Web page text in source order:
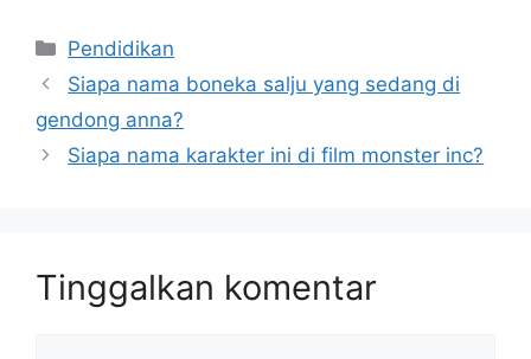
Kategori
Pendidikan
Siapa nama boneka salju yang sedang di
gendong anna?
Siapa nama karakter ini di film monster inc?
Tinggalkan komentar